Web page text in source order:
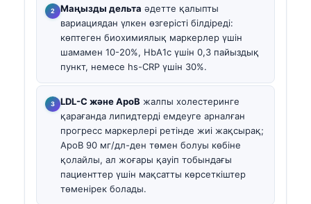
Маңызды дельта әдетте қалыпты
вариациядан үлкен өзгерісті білдіреді:
көптеген биохимиялық маркерлер үшін
шамамен 10-20%, HbA1c үшін 0,3 пайыздық
пункт, немесе hs-CRP үшін 30%.
LDL-C және ApoB жалпы холестеринге
қарағанда липидтерді емдеуге арналған
прогресс маркерлері ретінде жиі жақсырақ;
ApoB 90 мг/дл-ден төмен болуы көбіне
қолайлы, ал жоғары қауіп тобындағы
пациенттер үшін мақсатты көрсеткіштер
төменірек болады.